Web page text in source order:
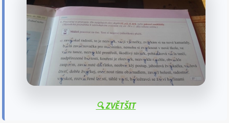
🔍 ZVĚTŠIT